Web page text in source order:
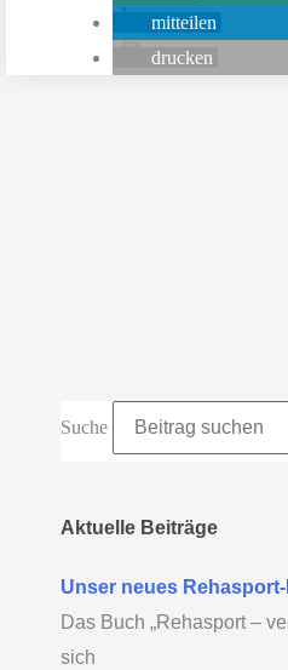
mitteilen
drucken
Suche
Aktuelle Beiträge
Unser neues
Das Buch „Rehasport –
sich